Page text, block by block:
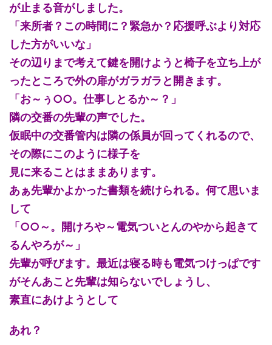
が止まる音がしました。
「来所者？この時間に？緊急か？応援呼ぶより対応
した方がいいな」
その辺りまで考えて鍵を開けようと椅子を立ち上が
ったところで外の扉がガラガラと開きます。
「お～ぅ○○。仕事しとるか～？」
隣の交番の先輩の声でした。
仮眠中の交番管内は隣の係員が回ってくれるので、
その際にこのように様子を
見に来ることはままあります。
あぁ先輩かよかった書類を続けられる。何て思いま
して
「○○～。開けろや～電気ついとんのやから起きて
るんやろが～」
先輩が呼びます。最近は寝る時も電気つけっぱです
がそんあこと先輩は知らないでしょうし、
素直にあけようとして
あれ？